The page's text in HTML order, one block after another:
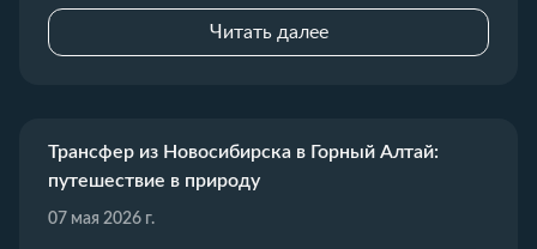
Читать далее
Трансфер из Новосибирска в Горный Алтай:
путешествие в природу
07 мая 2026 г.